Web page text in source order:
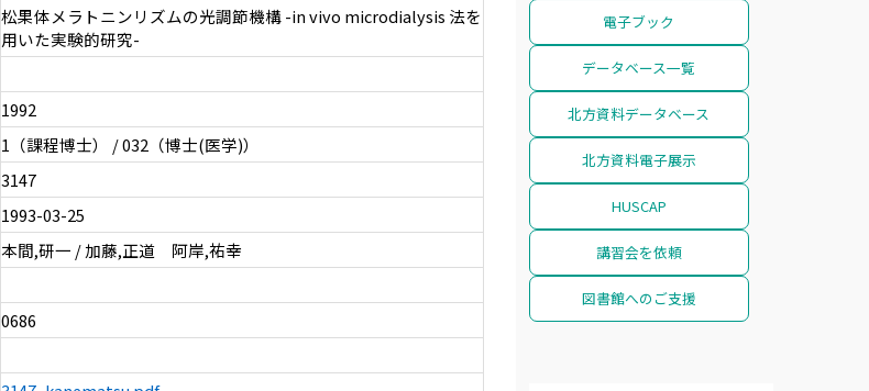
松果体メラトニンリズムの光調節機構 -in vivo microdialysis 法を
用いた実験的研究-
1992
1（課程博士） / 032（博士(医学)）
3147
1993-03-25
本間,研一 / 加藤,正道 阿岸,祐幸
0686
電子ブック
データベース一覧
北方資料データベース
北方資料電子展示
HUSCAP
講習会を依頼
図書館へのご支援